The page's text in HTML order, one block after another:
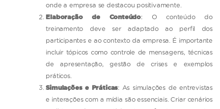
onde a empresa se destacou positivamente.
Elaboração de Conteúdo: O conteúdo do
treinamento deve ser adaptado ao perfil dos
participantes e ao contexto da empresa. É importante
incluir tópicos como controle de mensagens, técnicas
de apresentação, gestão de crises e exemplos
práticos.
Simulações e Práticas: As simulações de entrevistas
e interações com a mídia são essenciais. Criar cenários